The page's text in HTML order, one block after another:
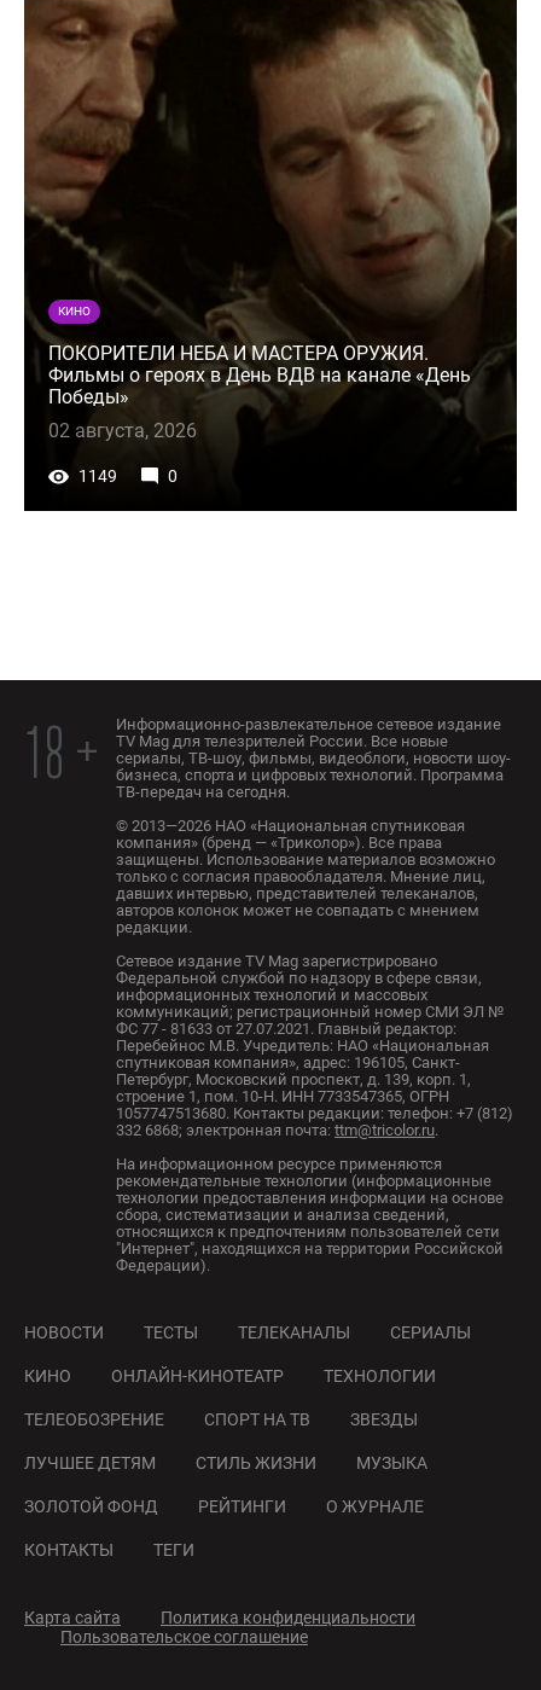
КИНО
ПОКОРИТЕЛИ НЕБА И МАСТЕРА ОРУЖИЯ.
Фильмы о героях в День ВДВ на канале «День
Победы»
02 августа, 2026
1149 0
18 +
Информационно-развлекательное сетевое издание
TV Mag для телезрителей России. Все новые
сериалы, ТВ-шоу, фильмы, видеоблоги, новости шоу-
бизнеса, спорта и цифровых технологий. Программа
ТВ-передач на сегодня.
© 2013—2026 НАО «Национальная спутниковая
компания» (бренд — «Триколор»). Все права
защищены. Использование материалов возможно
только с согласия правообладателя. Мнение лиц,
давших интервью, представителей телеканалов,
авторов колонок может не совпадать с мнением
редакции.
Сетевое издание TV Mag зарегистрировано
Федеральной службой по надзору в сфере связи,
информационных технологий и массовых
коммуникаций; регистрационный номер СМИ ЭЛ №
ФС 77 - 81633 от 27.07.2021. Главный редактор:
Перебейнос М.В. Учредитель: НАО «Национальная
спутниковая компания», адрес: 196105, Санкт-
Петербург, Московский проспект, д. 139, корп. 1,
строение 1, пом. 10-Н. ИНН 7733547365, ОГРН
1057747513680. Контакты редакции: телефон: +7 (812)
332 6868; электронная почта: ttm@tricolor.ru.
На информационном ресурсе применяются
рекомендательные технологии (информационные
технологии предоставления информации на основе
сбора, систематизации и анализа сведений,
относящихся к предпочтениям пользователей сети
"Интернет", находящихся на территории Российской
Федерации).
НОВОСТИ ТЕСТЫ ТЕЛЕКАНАЛЫ СЕРИАЛЫ
КИНО ОНЛАЙН-КИНОТЕАТР ТЕХНОЛОГИИ
ТЕЛЕОБОЗРЕНИЕ СПОРТ НА ТВ ЗВЕЗДЫ
ЛУЧШЕЕ ДЕТЯМ СТИЛЬ ЖИЗНИ МУЗЫКА
ЗОЛОТОЙ ФОНД РЕЙТИНГИ О ЖУРНАЛЕ
КОНТАКТЫ ТЕГИ
Карта сайта
Политика конфиденциальности
Пользовательское соглашение